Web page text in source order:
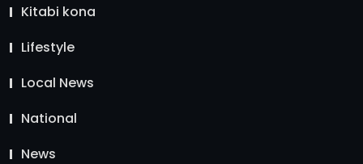
Kitabi kona
Lifestyle
Local News
National
News